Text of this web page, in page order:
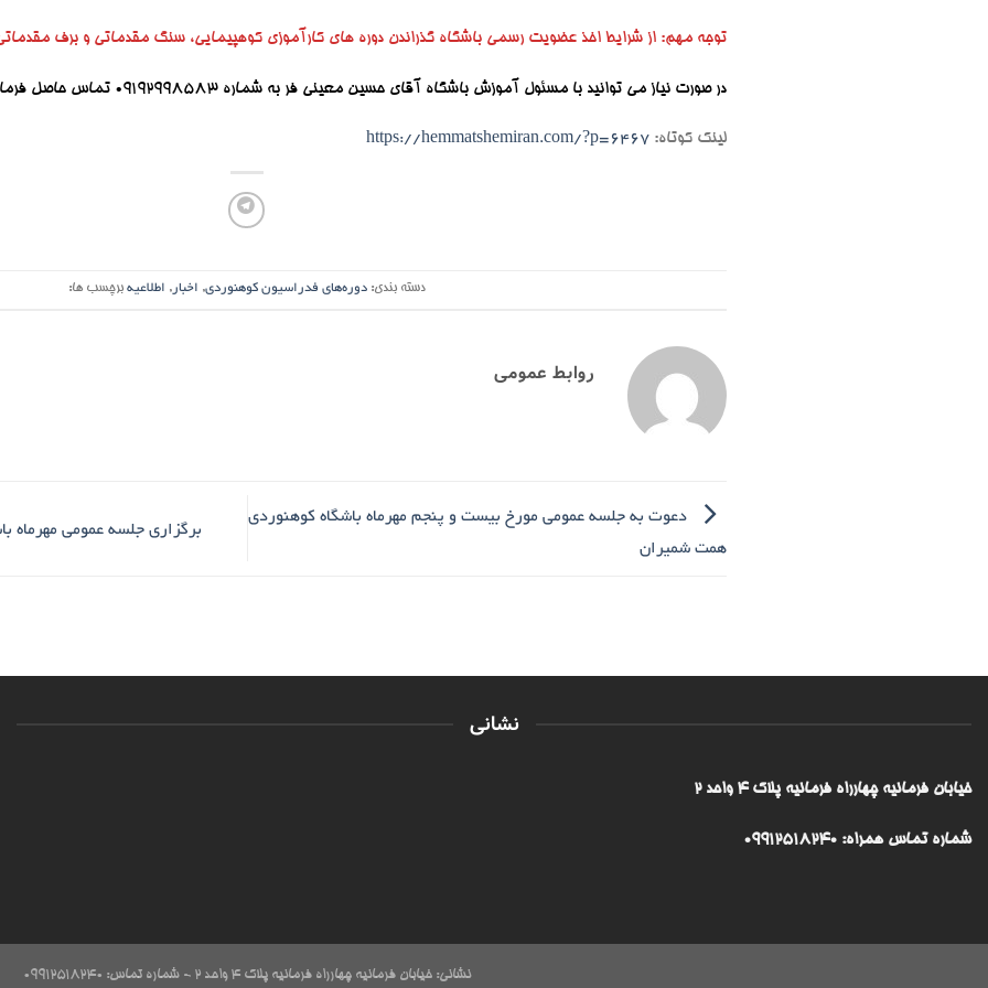
توجه مهم: از شرایط اخذ عضویت رسمی باشگاه گذراندن دوره های کارآموزی کوهپیمایی، سنگ مقدماتی و برف
در صورت نیاز می توانید با مسئول آموزش باشگاه آقای حسین معینی فر به شماره 09192998583 تماس حاصل فرمایید.
لینک کوتاه: https://hemmatshemiran.com/?p=6467
دسته بندی: دوره‌های فدراسیون کوهنوردی, اخبار , اطلاعیه برچسب ها:
روابط عمومی
دعوت به جلسه عمومی مورخ بیست و پنجم مهرماه باشگاه کوهنوردی
همت شمیران
برگزاری جلسه عمومی مهرماه
نشانی
خیابان فرمانیه چهارراه فرمانیه پلاک ۴ واحد ۲
شماره تماس همراه: 09912518240
نشانی: خیابان فرمانیه چهارراه فرمانیه پلاک ۴ واحد ۲ - شماره تماس: 09912518240